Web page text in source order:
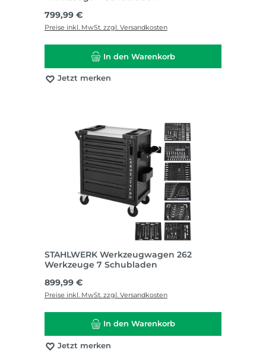
Regulärer Preis:
799,99 €
Preise inkl. MwSt. zzgl. Versandkosten
In den Warenkorb
Jetzt merken
STAHLWERK Werkzeugwagen 262
Werkzeuge 7 Schubladen
Regulärer Preis:
899,99 €
Preise inkl. MwSt. zzgl. Versandkosten
In den Warenkorb
Jetzt merken